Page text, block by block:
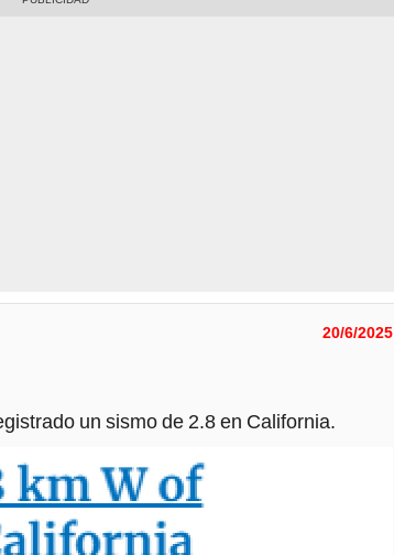
20/6/2025
un sismo de 2.8 en California.